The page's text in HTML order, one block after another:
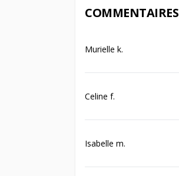
COMMENTAIRES
Murielle k.
Celine f.
Isabelle m.